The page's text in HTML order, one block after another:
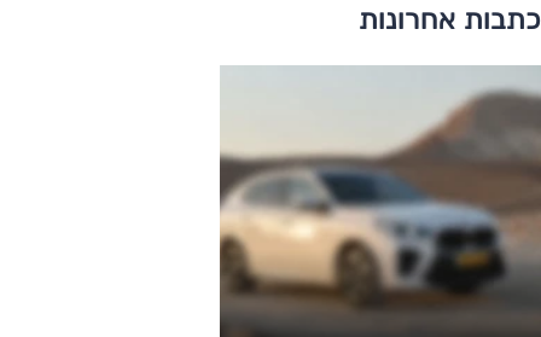
כתבות אחרונות